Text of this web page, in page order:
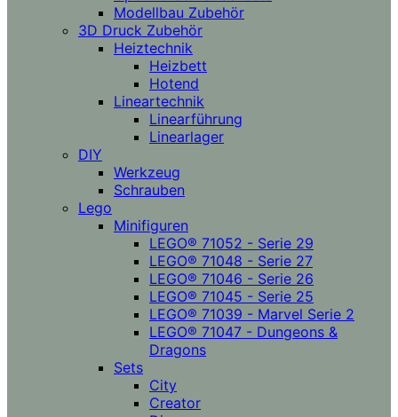
Modellbau Zubehör
3D Druck Zubehör
Heiztechnik
Heizbett
Hotend
Lineartechnik
Linearführung
Linearlager
DIY
Werkzeug
Schrauben
Lego
Minifiguren
LEGO® 71052 - Serie 29
LEGO® 71048 - Serie 27
LEGO® 71046 - Serie 26
LEGO® 71045 - Serie 25
LEGO® 71039 - Marvel Serie 2
LEGO® 71047 - Dungeons &
Dragons
Sets
City
Creator